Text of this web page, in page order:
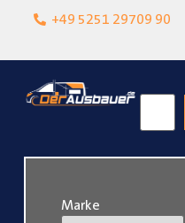
+49 5251 29709 90
Lokalgeschäft in
Marke